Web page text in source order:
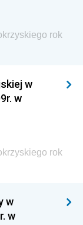
Dróg
rok
w
w
rok
w
w